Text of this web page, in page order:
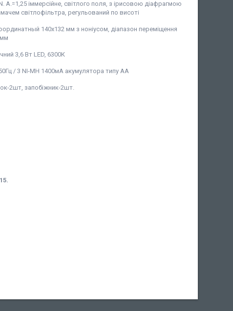
A.=1,25 іммерсійне, світлого поля, з ірисовою діафрагмою
світлофільтра, регульований по висоті
140х132 мм з ноніусом, діапазон переміщення
3,6 Вт LED, 6300К
/ 3 NI-MH 1400мА акумулятора типу АА
2шт, запобіжник-2шт.